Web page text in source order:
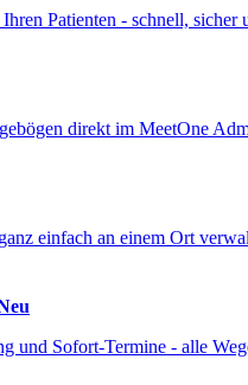
Patienten - schnell, sicher
direkt im MeetOne
einfach an einem Ort
und Sofort-Termine - alle